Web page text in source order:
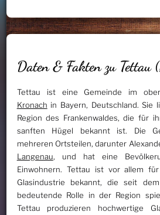
Daten & Fakten zu Tettau
Tettau ist eine Gemeinde im
Kronach in Bayern, Deutschland. Sie
Region des Frankenwaldes, die für
sanften Hügel bekannt ist. Die
mehreren Ortsteilen, darunter
Langenau, und hat eine
Einwohnern. Tettau ist vor allem
Glasindustrie bekannt, die seit
bedeutende Rolle in der Region
Tettau produzieren hochwertige